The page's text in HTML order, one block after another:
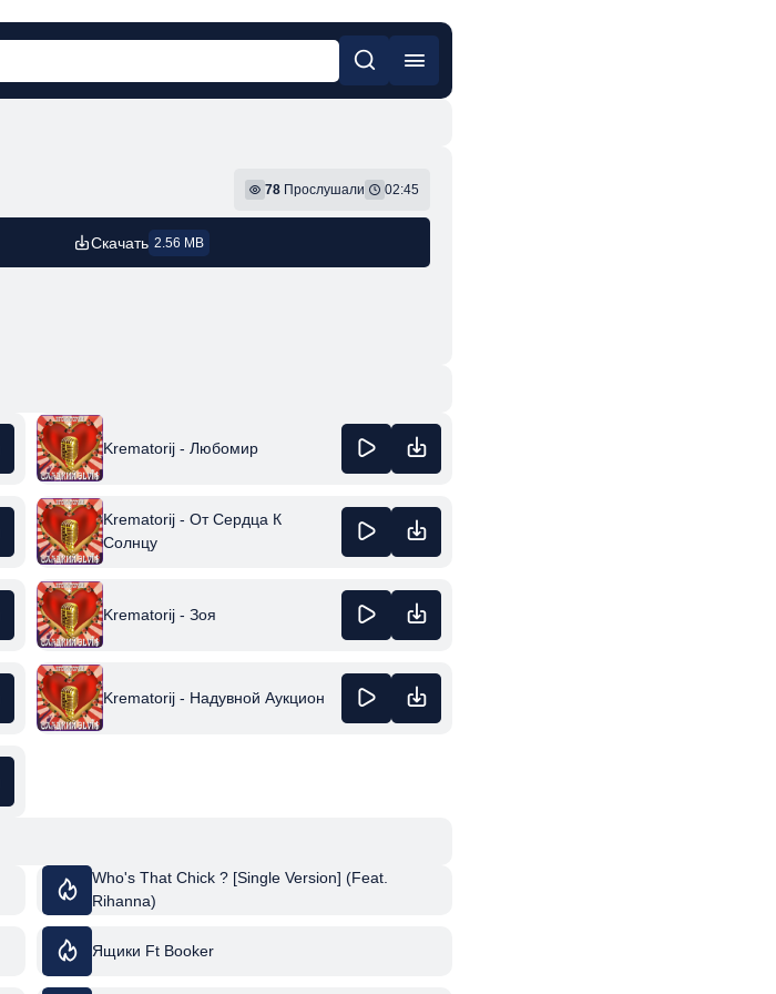
78 Прослушали 02:45
Скачать 2.56 MB
Krematorij - Любомир
Krematorij - От Сердца К
Солнцу
Krematorij - Зоя
Krematorij - Надувной Аукцион
Who's That Chick ? [Single Version] (Feat.
Rihanna)
Ящики Ft Booker